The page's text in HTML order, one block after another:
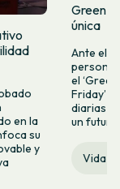
en la
su
y
Green
única
Ante el
el
Friday’
diarias y
un
Vida